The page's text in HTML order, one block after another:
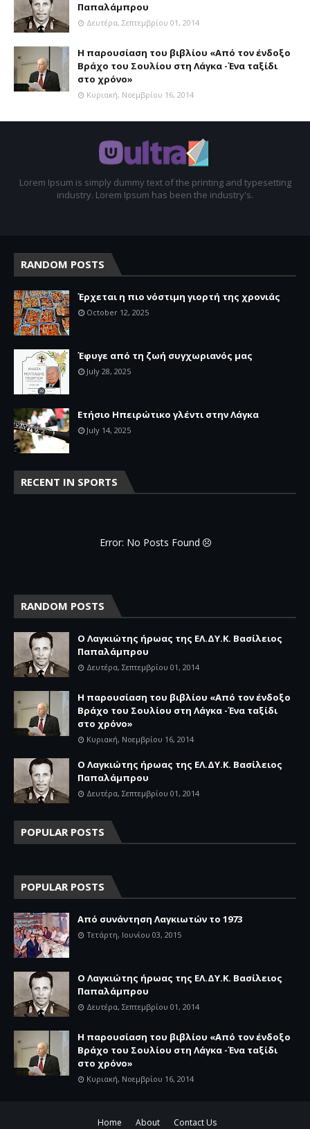
Παπαλάμπρου
Δευτέρα, Σεπτεμβρίου 01, 2014
Η παρουσίαση του βιβλίου «Από τον ένδοξο
Βράχο του Σουλίου στη Λάγκα -Ένα ταξίδι
στο χρόνο»
Κυριακή, Νοεμβρίου 16, 2014
Lorem Ipsum is simply dummy text of the printing and typesetting
industry. Lorem Ipsum has been the industry's.
RANDOM POSTS
Έρχεται η πιο νόστιμη γιορτή της χρονιάς
October 12, 2025
Έφυγε από τη ζωή συγχωριανός μας
July 28, 2025
Ετήσιο Ηπειρώτικο γλέντι στην Λάγκα
July 14, 2025
RECENT IN SPORTS
Error: No Posts Found
RANDOM POSTS
Ο Λαγκιώτης ήρωας της ΕΛ.ΔΥ.Κ. Βασίλειος
Παπαλάμπρου
Δευτέρα, Σεπτεμβρίου 01, 2014
Η παρουσίαση του βιβλίου «Από τον ένδοξο
Βράχο του Σουλίου στη Λάγκα -Ένα ταξίδι
στο χρόνο»
Κυριακή, Νοεμβρίου 16, 2014
Ο Λαγκιώτης ήρωας της ΕΛ.ΔΥ.Κ. Βασίλειος
Παπαλάμπρου
Δευτέρα, Σεπτεμβρίου 01, 2014
POPULAR POSTS
POPULAR POSTS
Aπό συνάντηση Λαγκιωτών το 1973
Τετάρτη, Ιουνίου 03, 2015
Ο Λαγκιώτης ήρωας της ΕΛ.ΔΥ.Κ. Βασίλειος
Παπαλάμπρου
Δευτέρα, Σεπτεμβρίου 01, 2014
Η παρουσίαση του βιβλίου «Από τον ένδοξο
Βράχο του Σουλίου στη Λάγκα -Ένα ταξίδι
στο χρόνο»
Κυριακή, Νοεμβρίου 16, 2014
Home About Contact Us